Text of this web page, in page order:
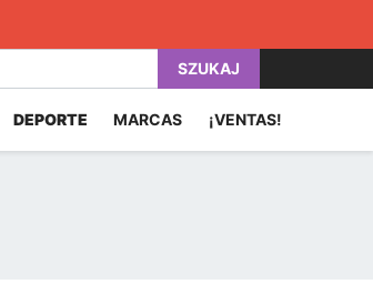
SZUKAJ
DEPORTE MARCAS ¡VENTAS!